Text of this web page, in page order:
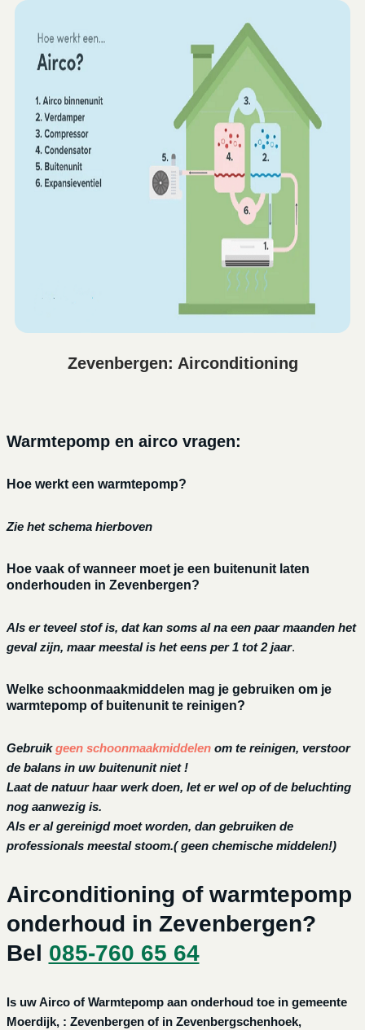
Zevenbergen: Airconditioning
Warmtepomp en airco vragen:
Hoe werkt een warmtepomp?
Zie het schema hierboven
Hoe vaak of wanneer moet je een buitenunit laten
onderhouden in Zevenbergen?
Als er teveel stof is, dat kan soms al na een paar maanden het
geval zijn, maar meestal is het eens per 1 tot 2 jaar.
Welke schoonmaakmiddelen mag je gebruiken om je
warmtepomp of buitenunit te reinigen?
Gebruikgeen schoonmaakmiddelen om te reinigen, verstoor
de balans in uw buitenunit niet !
Laat de natuur haar werk doen, let er wel op of de beluchting
nog aanwezig is.
Als er al gereinigd moet worden, dan gebruiken de
professionals meestal stoom.( geen chemische middelen!)
Airconditioning of warmtepomp
onderhoud in Zevenbergen?
Bel 085-760 65 64
Is uw Airco of Warmtepomp aan onderhoud toe in gemeente
Moerdijk, : Zevenbergen of in Zevenbergschenhoek,